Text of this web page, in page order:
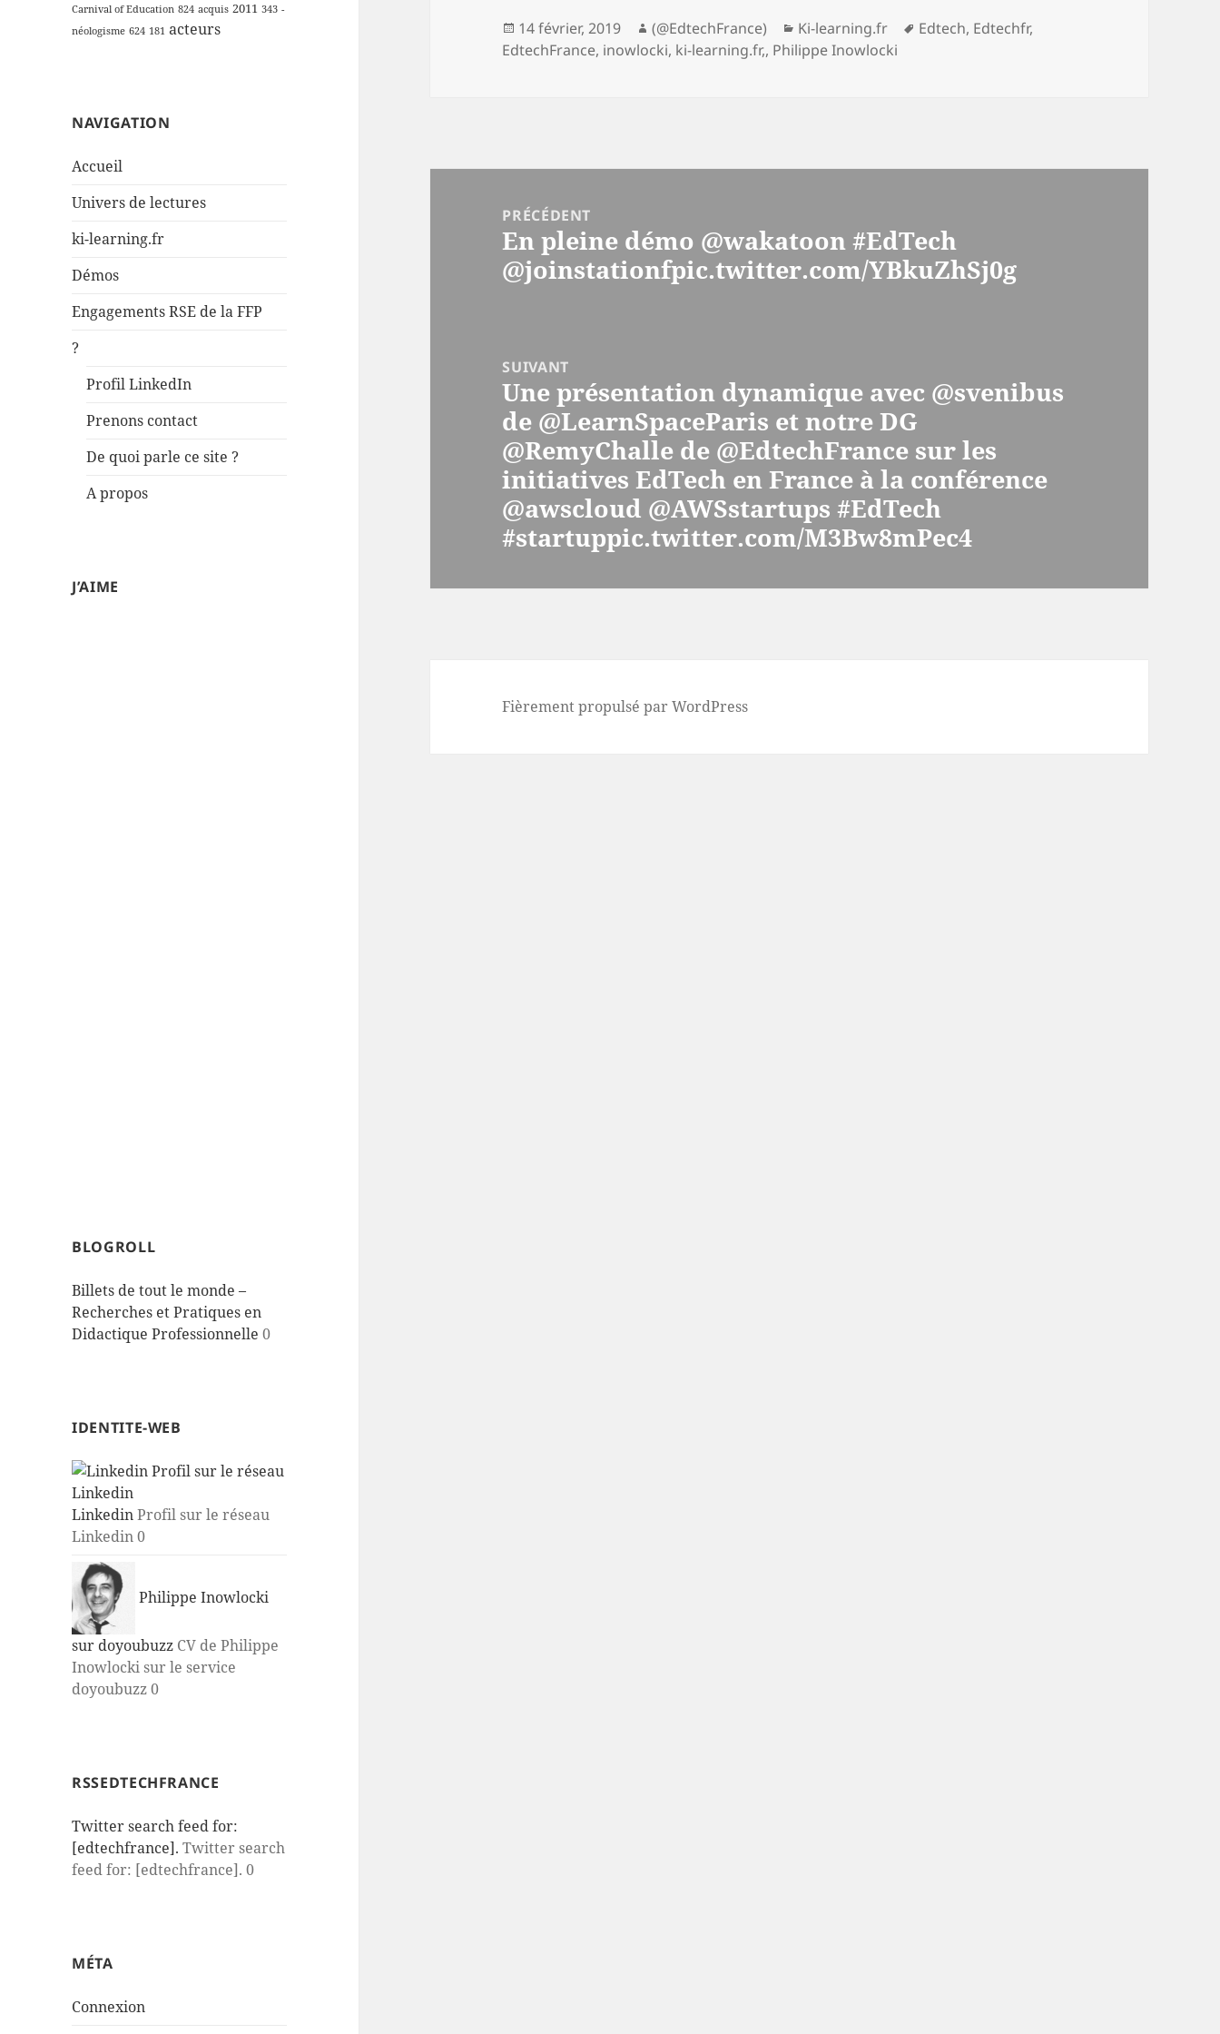
Carnival of Education 824 acquis 2011 343 -
néologisme 624 181 acteurs
NAVIGATION
Accueil
Univers de lectures
ki-learning.fr
Démos
Engagements RSE de la FFP
?
Profil LinkedIn
Prenons contact
De quoi parle ce site ?
A propos
J’AIME
BLOGROLL
Billets de tout le monde –
Recherches et Pratiques en
Didactique Professionnelle 0
IDENTITE-WEB
LinkedinProfil sur le réseau
Linkedin 0
Philippe Inowlocki
sur doyoubuzz CV de Philippe
Inowlocki sur le service
doyoubuzz 0
RSSEDTECHFRANCE
Twitter search feed for:
[edtechfrance]. Twitter search
feed for: [edtechfrance]. 0
MÉTA
Connexion
Publié
le
14 février, 2019 Auteur
(@EdtechFrance) Catégories
Ki-learning.fr
Mots-
Edtech, Edtechfr,
EdtechFrance, inowlocki, ki-learning.fr,, Philippe Inowlocki
PRÉCÉDENT
Article
précédent :
En pleine démo @wakatoon #EdTech
@joinstationfpic.twitter.com/YBkuZhSj0g
SUIVANT
Article
suivant :
Une présentation dynamique avec @svenibus
de @LearnSpaceParis et notre DG
@RemyChalle de @EdtechFrance sur les
initiatives EdTech en France à la conférence
@awscloud @AWSstartups #EdTech
#startuppic.twitter.com/M3Bw8mPec4
Fièrement propulsé par WordPress